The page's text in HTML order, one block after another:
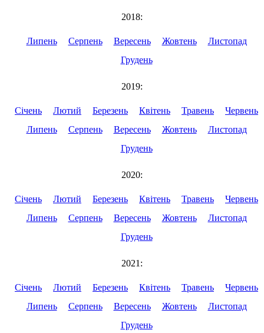
2018:
Липень Серпень Вересень Жовтень
Листопад
Грудень
2019:
Січень Лютий Березень Квітень Травень
Червень
Липень
Серпень Вересень Жовтень
Листопад
Грудень
2020:
Січень Лютий Березень Квітень Травень
Червень
Липень
Серпень Вересень Жовтень
Листопад
Грудень
2021:
Січень Лютий Березень Квітень Травень
Червень
Липень
Серпень Вересень Жовтень
Листопад
Грудень